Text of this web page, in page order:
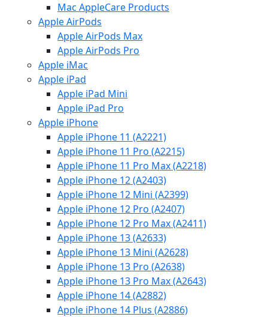
Mac AppleCare Products
Apple AirPods
Apple AirPods Max
Apple AirPods Pro
Apple iMac
Apple iPad
Apple iPad Mini
Apple iPad Pro
Apple iPhone
Apple iPhone 11 (A2221)
Apple iPhone 11 Pro (A2215)
Apple iPhone 11 Pro Max (A2218)
Apple iPhone 12 (A2403)
Apple iPhone 12 Mini (A2399)
Apple iPhone 12 Pro (A2407)
Apple iPhone 12 Pro Max (A2411)
Apple iPhone 13 (A2633)
Apple iPhone 13 Mini (A2628)
Apple iPhone 13 Pro (A2638)
Apple iPhone 13 Pro Max (A2643)
Apple iPhone 14 (A2882)
Apple iPhone 14 Plus (A2886)